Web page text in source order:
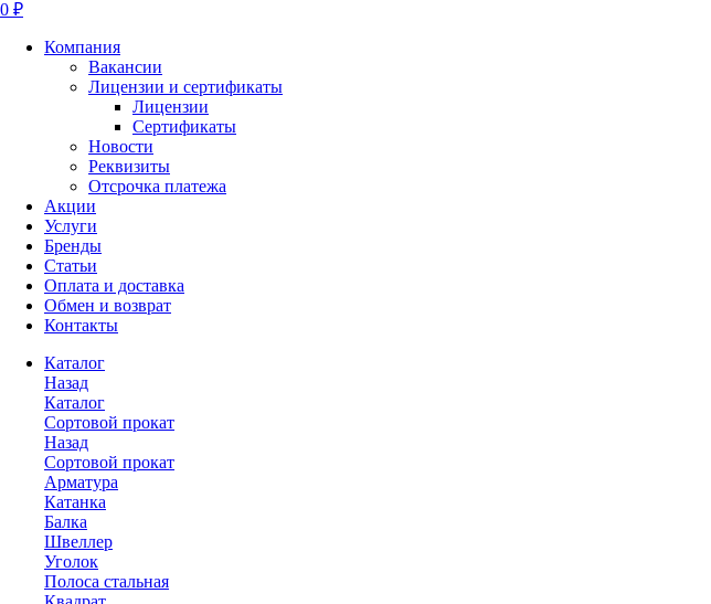
0 ₽
Компания
Вакансии
Лицензии и сертификаты
Лицензии
Сертификаты
Новости
Реквизиты
Отсрочка платежа
Акции
Услуги
Бренды
Статьи
Оплата и доставка
Обмен и возврат
Контакты
Каталог
Назад
Каталог
Сортовой прокат
Назад
Сортовой прокат
Арматура
Катанка
Балка
Швеллер
Уголок
Полоса стальная